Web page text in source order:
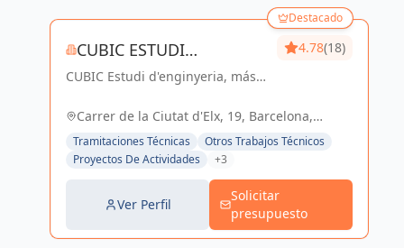
Destacado
CUBIC ESTUDI
D'ENGINYERIA S.L.
CUBIC Estudi d'enginyeria, más
de Arquitectura e Ingeniería con
4.78(18)
Carrer de la Ciutat d'Elx, 19, Barcelona,
España, España
Tramitaciones Técnicas
Otros Trabajos Técnicos
Proyectos De Actividades
+3
Ver Perfil
Solicitar
presupuesto